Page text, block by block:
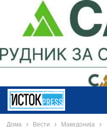
Дома Вести Македонија